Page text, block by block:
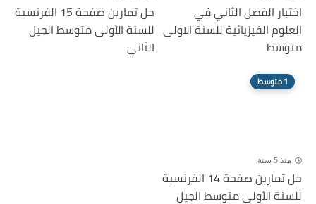
اختبار الفصل الثاني في
العلوم الفيزيائية للسنة الاولى
متوسط
حل تمارين صفحة 15 الفرنسية
للسنة الأولى متوسط الجيل
الثاني
1 متوسط
منذ 5 سنة
حل تمارين صفحة 14 الفرنسية
للسنة الأولى متوسط الجيل